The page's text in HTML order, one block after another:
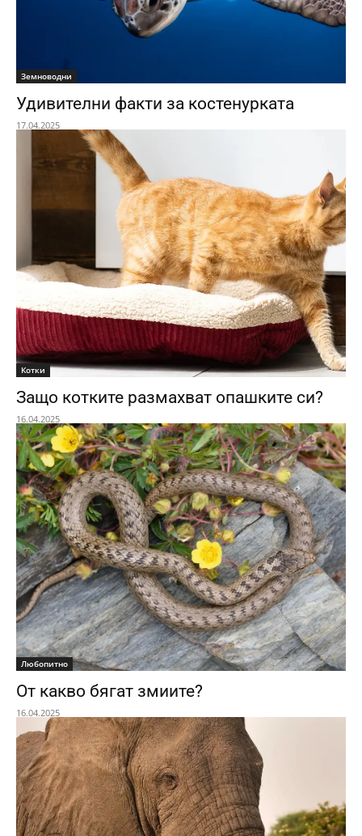
Земноводни
Удивителни факти за костенуркатa
17.04.2025
Котки
Защо котките размахват опашките си?
16.04.2025
Любопитно
От какво бягат змиите?
16.04.2025